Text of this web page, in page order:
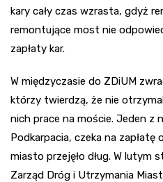
kary cały czas wzrasta, gdyż
remontujące most nie
zapłaty kar.
W międzyczasie do ZDiUM
którzy twierdzą, że nie
nich prace na moście. Jeden z
Podkarpacia, czeka na zapłatę
miasto przejęło dług. W lutym
Zarząd Dróg i Utrzymania